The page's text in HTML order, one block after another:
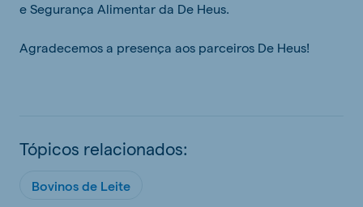
e Segurança Alimentar da De Heus.
Agradecemos a presença aos parceiros De Heus!
Tópicos relacionados:
Bovinos de Leite